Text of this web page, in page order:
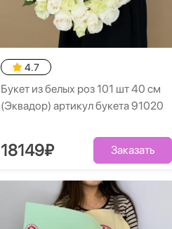
4.7
Букет из белых роз 101 шт 40 см
(Эквадор) артикул букета 91020
18149₽ Заказать